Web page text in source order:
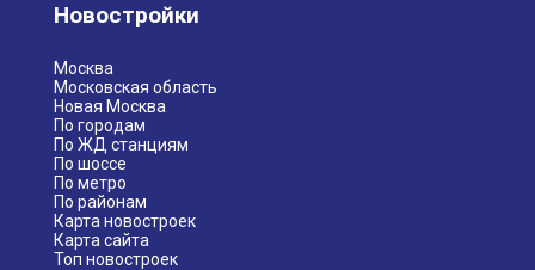
Новостройки
Москва
Московская область
Новая Москва
По городам
По ЖД станциям
По шоссе
По метро
По районам
Карта новостроек
Карта сайта
Топ новостроек